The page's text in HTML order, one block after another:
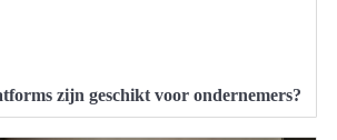
zijn geschikt voor ondernemers?